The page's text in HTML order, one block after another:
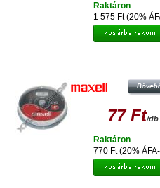
1 575 Ft (20%
Raktáron
77 Ft/db
770 Ft (20%
Raktáron